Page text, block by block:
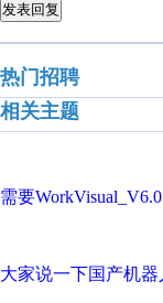
发表回复
热门招聘
相关主题
需要
大家说一下国产机器